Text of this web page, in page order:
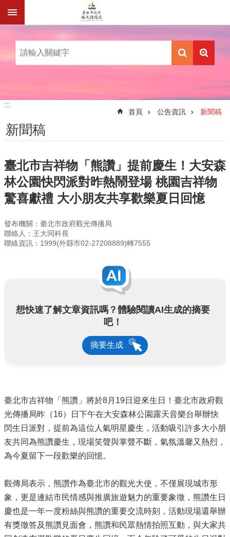
跳到主要內容區塊
:::
:::
首頁 公告資訊 新聞稿
新聞稿
臺北市吉祥物「熊讚」提前慶生！大安森
林公園快閃派對昨熱鬧登場 桃園吉祥物
驚喜獻禮 大小朋友共享歡樂夏日回憶
發布機關：臺北市政府觀光傳播局
聯絡人：王大同科長
聯絡資訊：1999(外縣市02-27208889)轉7555
想快速了解文章資訊嗎？體驗閱讀AI生成的摘要
吧！
摘要生成
臺北市吉祥物「熊讚」將於8月19日迎來生日！臺北市政府觀
光傳播局昨（16）日下午在大安森林公園露天音樂台舉辦快
閃生日派對，提前為這位人氣明星慶生，活動吸引許多大小朋
友共同為熊讚慶生，現場笑聲與掌聲不斷，氣氛溫馨又熱烈，
為今夏留下一段歡樂的回憶。
觀傳局表示，熊讚作為臺北市的觀光大使，不僅展現城市形
象，更是連結市民情感與推廣旅遊魅力的重要象徵，熊讚生日
慶也是一年一度粉絲與熊讚的重要交流時刻，活動現場還舉辦
有獎徵答及熊讚見面會，熊讚和民眾熱情拍照互動，與大家共